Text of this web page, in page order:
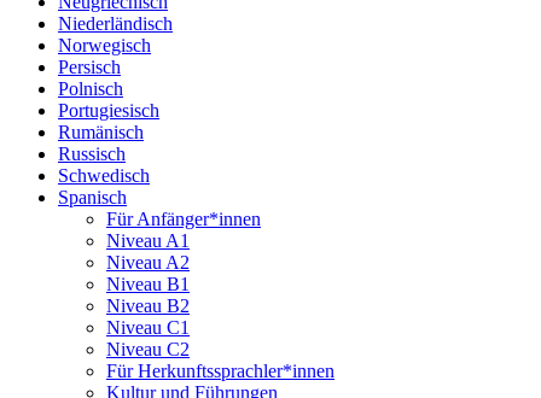
Niederländisch
Norwegisch
Persisch
Polnisch
Portugiesisch
Rumänisch
Russisch
Schwedisch
Spanisch
Für Anfänger*innen
Niveau A1
Niveau A2
Niveau B1
Niveau B2
Niveau C1
Niveau C2
Für Herkunftssprachler*innen
Kultur und Führungen